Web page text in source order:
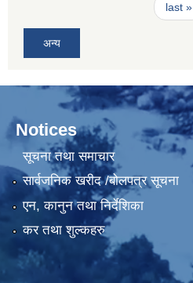
last »
अन्य
Notices
सूचना तथा समाचार
सार्वजनिक खरीद /बोलपत्र सूचना
एन, कानुन तथा निर्देशिका
कर तथा शुल्कहरु